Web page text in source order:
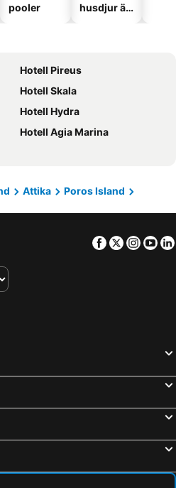
pooler
husdjur är
Hotell Pireus
Hotell Skala
Hotell Hydra
Hotell Agia Marina
Attika
Poros Island
Facebook
Twitter